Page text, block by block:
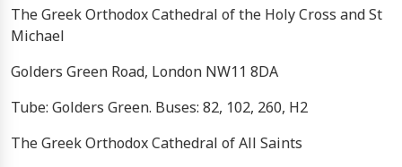
The Greek Orthodox Cathedral of the Holy Cross and St
Michael
Golders Green Road, London NW11 8DA
Tube: Golders Green. Buses: 82, 102, 260, H2
The Greek Orthodox Cathedral of All Saints